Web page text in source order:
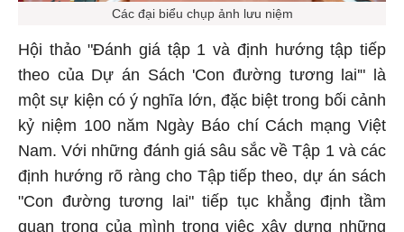
Các đại biểu chụp ảnh lưu niệm
Hội thảo "Đánh giá tập 1 và định hướng tập tiếp
theo của Dự án Sách 'Con đường tương lai'" là
một sự kiện có ý nghĩa lớn, đặc biệt trong bối cảnh
kỷ niệm 100 năm Ngày Báo chí Cách mạng Việt
Nam. Với những đánh giá sâu sắc về Tập 1 và các
định hướng rõ ràng cho Tập tiếp theo, dự án sách
"Con đường tương lai" tiếp tục khẳng định tầm
quan trọng của mình trong việc xây dựng những